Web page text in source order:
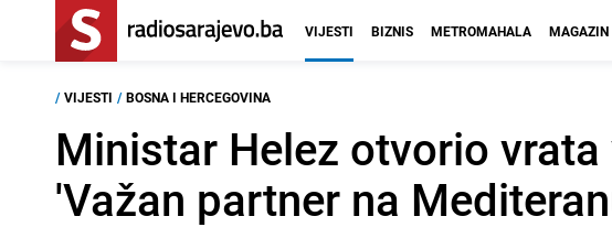
VIJESTI BIZNIS METROMAHALA MAGAZIN
/ VIJESTI / BOSNA I HERCEGOVINA
Ministar Helez otvorio
'Važan partner na